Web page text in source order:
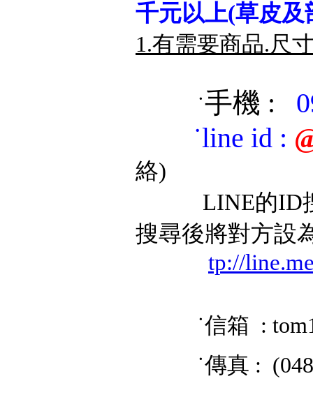
千元以上(草皮及
1.有需要商品.尺
˙手機 :
˙line id :
絡)
LINE的ID搜
搜尋後將對方設
tp://
˙信箱 :
˙傳真 :